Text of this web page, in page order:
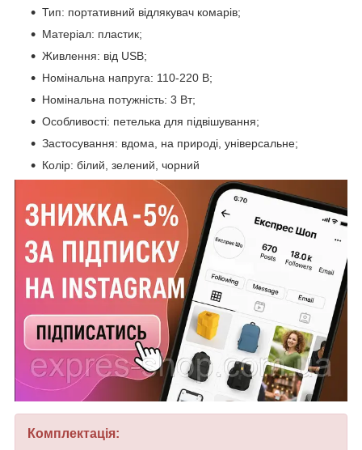
Тип: портативний відлякувач комарів;
Матеріал: пластик;
Живлення: від USB;
Номінальна напруга: 110-220 В;
Номінальна потужність: 3 Вт;
Особливості: петелька для підвішування;
Застосування: вдома, на природі, універсальне;
Колір: білий, зелений, чорний
Комплектація: